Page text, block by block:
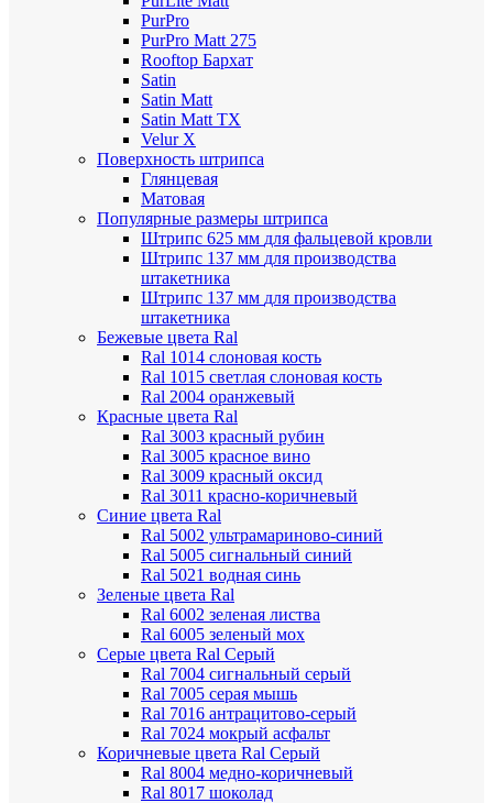
PurPro
PurPro Matt 275
Rooftop Бархат
Satin
Satin Мatt
Satin Matt TX
Velur X
Поверхность штрипса
Глянцевая
Матовая
Популярные размеры штрипса
Штрипс 625 мм для фальцевой кровли
Штрипс 137 мм для производства
штакетника
Штрипс 137 мм для производства
штакетника
Бежевые цвета Ral
Ral 1014 слоновая кость
Ral 1015 светлая слоновая кость
Ral 2004 оранжевый
Красные цвета Ral
Ral 3003 красный рубин
Ral 3005 красное вино
Ral 3009 красный оксид
Ral 3011 красно-коричневый
Синие цвета Ral
Ral 5002 ультрамариново-синий
Ral 5005 сигнальный синий
Ral 5021 водная синь
Зеленые цвета Ral
Ral 6002 зеленая листва
Ral 6005 зеленый мох
Серые цвета Ral Серый
Ral 7004 сигнальный серый
Ral 7005 серая мышь
Ral 7016 антрацитово-серый
Ral 7024 мокрый асфальт
Коричневые цвета Ral Серый
Ral 8004 медно-коричневый
Ral 8017 шоколад